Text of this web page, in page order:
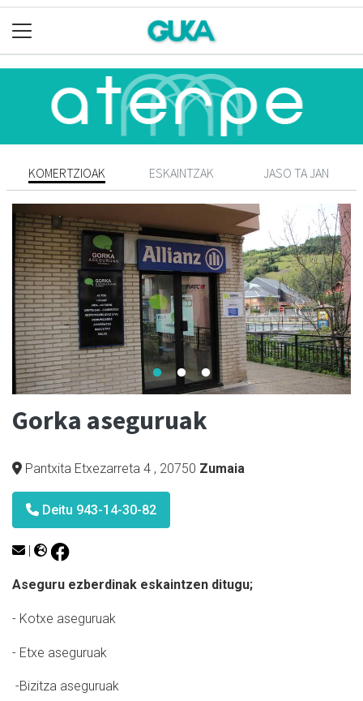
KOMERTZIOAK ESKAINTZAK JASO TA JAN
Gorka aseguruak
Pantxita Etxezarreta 4 , 20750 Zumaia
Deitu 943-14-30-82
Aseguru ezberdinak eskaintzen ditugu;
- Kotxe aseguruak
- Etxe aseguruak
-Bizitza aseguruak